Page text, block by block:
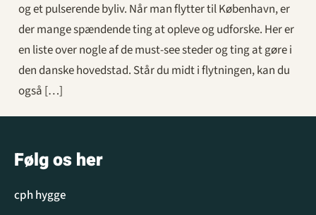
og et pulserende byliv. Når man flytter til København, er
der mange spændende ting at opleve og udforske. Her er
en liste over nogle af de must-see steder og ting at gøre i
den danske hovedstad. Står du midt i flytningen, kan du
også […]
Følg os her
cph hygge